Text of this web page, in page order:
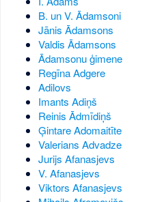
B. un V. Ādamsoni
Jānis Ādamsons
Valdis Ādamsons
Ādamsonu ģimene
Regīna Adgere
Adilovs
Imants Adiņš
Reinis Ādmīdiņš
Ģintare Adomaitīte
Valerians Advadze
Jurijs Afanasjevs
V. Afanasjevs
Viktors Afanasjevs